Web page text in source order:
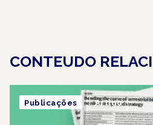
CONTEUDO
Publicações Artigo